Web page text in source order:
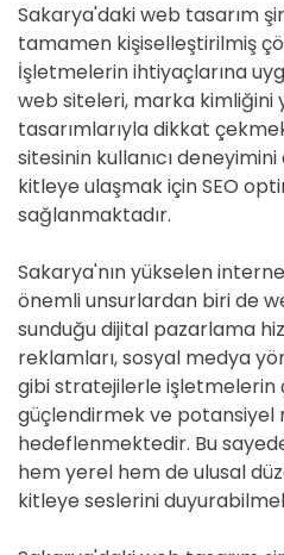
Sakarya'daki web tasarım
tamamen kişiselleştirilmiş
İşletmelerin ihtiyaçlarına
web siteleri, marka kimliğini
tasarımlarıyla dikkat
sitesinin kullanıcı
kitleye ulaşmak için SEO
sağlanmaktadır.
Sakarya'nın yükselen
önemli unsurlardan biri de
sunduğu dijital pazarlama
reklamları, sosyal medya
gibi stratejilerle işletmelerin
güçlendirmek ve potansiyel
hedeflenmektedir. Bu
hem yerel hem de ulusal
kitleye seslerini